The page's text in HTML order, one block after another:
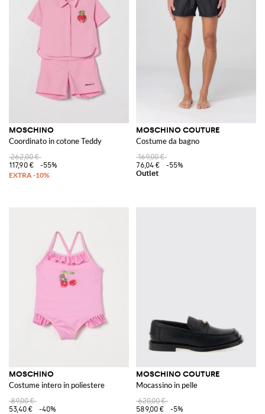
MOSCHINO
Coordinato in cotone Teddy
262,00 €
117,90 €
-55%
MOSCHINO COUTURE
Costume da bagno
169,00 €
76,04 €
-55%
MOSCHINO
Costume intero in poliestere
89,00 €
53,40 €
-40%
MOSCHINO COUTURE
Mocassino in pelle
620,00 €
589,00 €
-5%